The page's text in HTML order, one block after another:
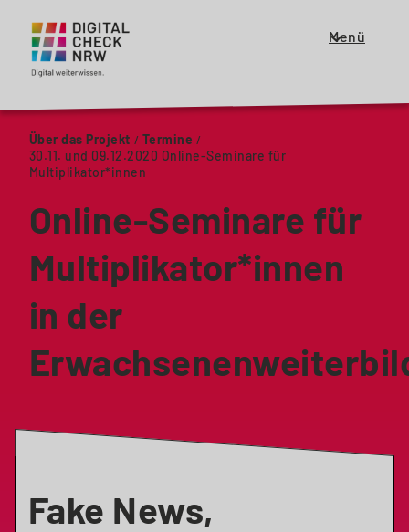
Menü
schließe
Haupt
Navigation
Über das Projekt
Termine
30.11. und 09.12.2020 Online-Seminare für
Multiplikator*innen
Online-Seminare für
Multiplikator*innen
in der
Fake News,